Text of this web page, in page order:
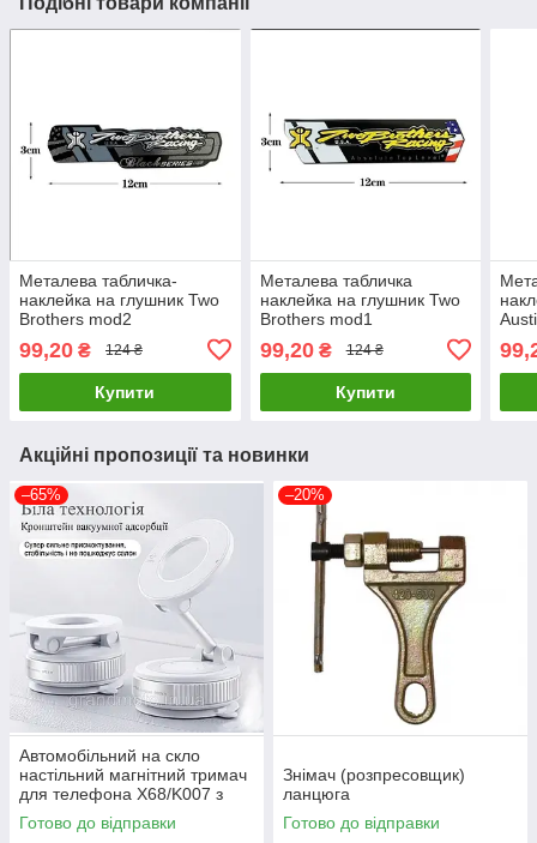
Металева табличка-
наклейка на глушник Two
Brothers mod2
99,20 ₴ 124 ₴
Купити
Металева табличка
наклейка на глушник Two
Brothers mod1
99,20₴ 124 ₴
Купити
Акційні пропозиції та новинки
–65%
Автомобільний на скло
настільний магнітний тримач
для телефона X68/K007 з
вакуумною присоскою 360°
Білий
Готово до відправки
–20%
Знімач (розпресовщик)
ланцюга
Готово до відправки